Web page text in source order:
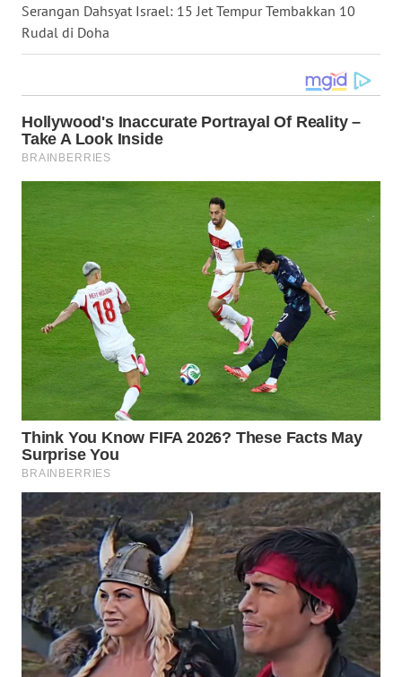
Serangan Dahsyat Israel: 15 Jet Tempur Tembakkan 10
Rudal di Doha
KALBAR
WN
KALTARA
WN
KALTIM
WN
SULSEL
WN
GORONTALO
WN
WN
MALUKU
WN
MALUT
WN